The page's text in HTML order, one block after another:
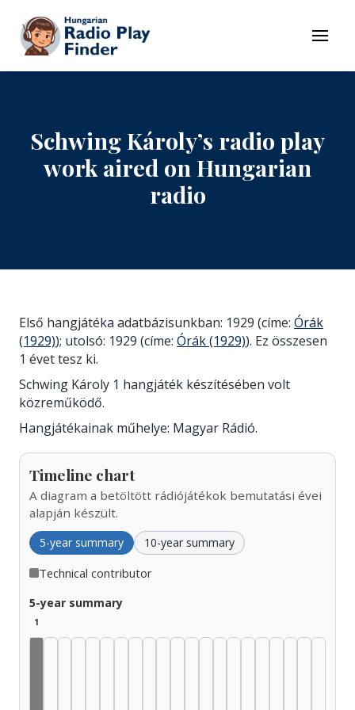
To contents
Menu
Schwing Károly’s radio play
work aired on Hungarian
radio
Első hangjátéka adatbázisunkban: 1929 (címe: Órák
(1929)); utolsó: 1929 (címe: Órák (1929)). Ez összesen
1 évet tesz ki.
Schwing Károly 1 hangjáték készítésében volt
közreműködő.
Hangjátékainak műhelye: Magyar Rádió.
Timeline chart
A diagram a betöltött rádiójátékok bemutatási évei
alapján készült.
5-year summary 10-year summary
Technical contributor
5-year summary
1